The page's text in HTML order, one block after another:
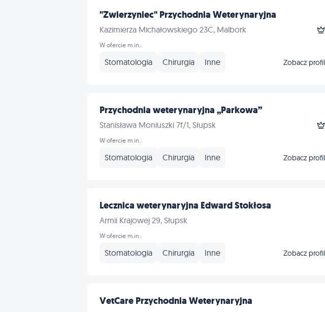
"Zwierzyniec" Przychodnia Weterynaryjna
Kazimierza Michałowskiego 23C, Malbork
W ofercie m.in.:
Stomatologia Chirurgia Inne Zobacz profil
Przychodnia weterynaryjna „Parkowa”
Stanisława Moniuszki 7f/1, Słupsk
W ofercie m.in.:
Stomatologia Chirurgia Inne Zobacz profil
Lecznica weterynaryjna Edward Stokłosa
Armii Krajowej 29, Słupsk
W ofercie m.in.:
Stomatologia Chirurgia Inne Zobacz profil
VetCare Przychodnia Weterynaryjna